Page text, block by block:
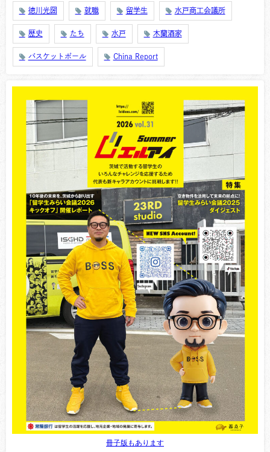
徳川光圀 就職 留学生 水戸商工会議所
歴史 たち 水戸 木蘭酒家
バスケットボール China Report
冊子版もあります